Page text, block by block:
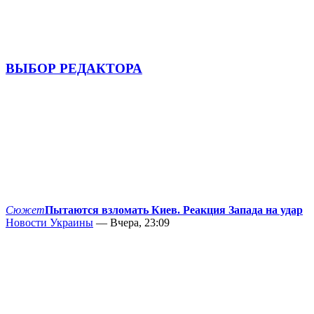
ВЫБОР РЕДАКТОРА
СюжетПытаются взломать Киев. Реакция Запада на удар
Новости Украины — Вчера, 23:09